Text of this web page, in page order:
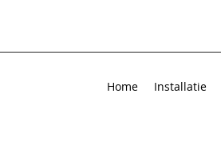
Home Installatie